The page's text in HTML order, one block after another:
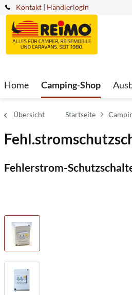
Kontakt | Händlerlogin
Home Camping-Shop
Übersicht Startseite
Fehlerstrom-